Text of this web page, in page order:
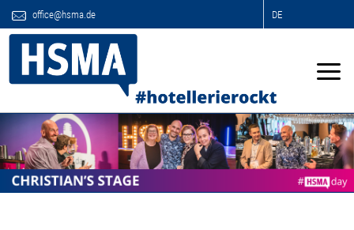
office@hsma.de DE